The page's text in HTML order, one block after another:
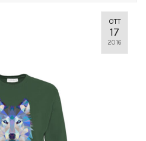
OTT
17
2016